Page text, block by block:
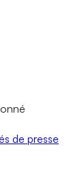
de presse